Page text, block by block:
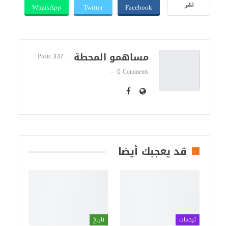
نشر Facebook
Twitter
WhatsApp
مساهمو المحطة
337 Posts
0 Comments
قد يعجبك أيضا
ترجمات تاريخ